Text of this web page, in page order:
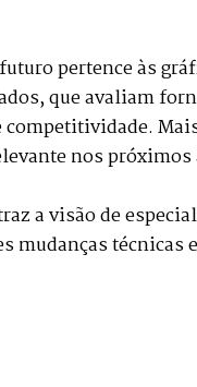
pertence às
que avaliam
nos próximos
a visão de
mudanças técnicas